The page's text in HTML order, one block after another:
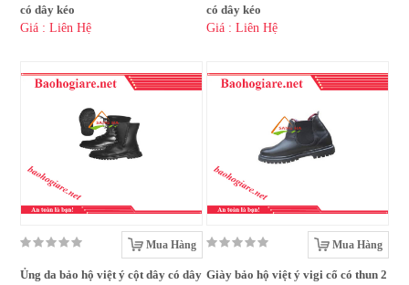
có dây kéo
Giá : Liên Hệ
có dây kéo
Giá : Liên Hệ
Mua Hàng
Ủng da bảo hộ việt ý cột dây có dây
Mua Hàng
Giày bảo hộ việt ý vigi cổ có thun 2